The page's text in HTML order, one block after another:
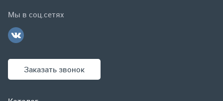
Спецпредложения
Гарантии и возврат